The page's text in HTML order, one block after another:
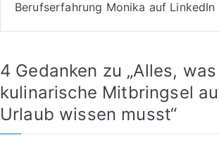
Berufserfahrung Monika auf LinkedIn
4 Gedanken zu „Alles,
kulinarische Mitbringsel
Urlaub wissen musst“